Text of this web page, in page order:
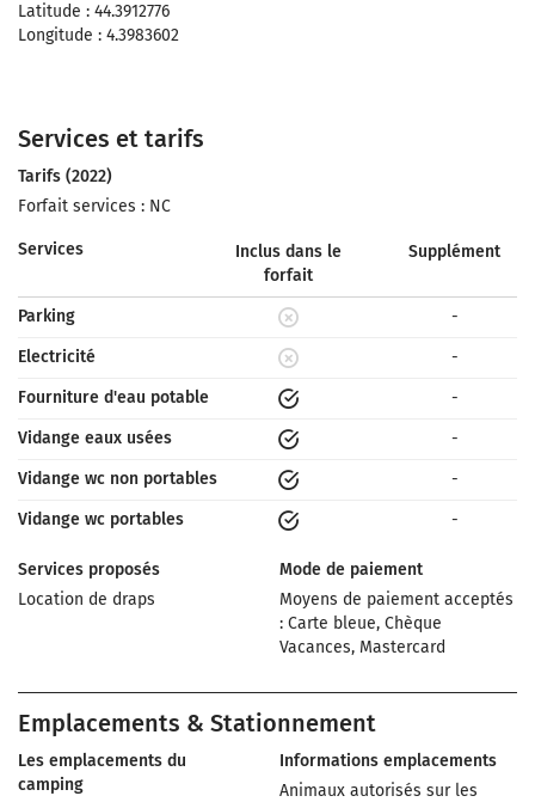
Latitude : 44.3912776
Longitude : 4.3983602
Services et tarifs
Tarifs (2022)
Forfait services : NC
Services
Inclus dans le
forfait
Supplément
Parking
-
Electricité
-
Fourniture d'eau potable
-
Vidange eaux usées
-
Vidange wc non portables
-
Vidange wc portables
-
Services proposés
Location de draps
Mode de paiement
Moyens de paiement acceptés
: Carte bleue, Chèque
Vacances, Mastercard
Emplacements & Stationnement
Les emplacements du
camping
Informations emplacements
Animaux autorisés sur les